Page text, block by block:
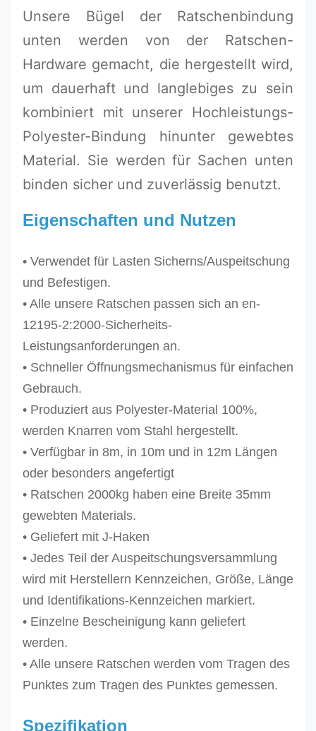
Unsere Bügel der Ratschenbindung
unten werden von der Ratschen-
Hardware gemacht, die hergestellt wird,
um dauerhaft und langlebiges zu sein
kombiniert mit unserer Hochleistungs-
Polyester-Bindung hinunter gewebtes
Material. Sie werden für Sachen unten
binden sicher und zuverlässig benutzt.
Eigenschaften und Nutzen
• Verwendet für Lasten Sicherns/Auspeitschung
und Befestigen.
• Alle unsere Ratschen passen sich an en-
12195-2:2000-Sicherheits-
Leistungsanforderungen an.
• Schneller Öffnungsmechanismus für einfachen
Gebrauch.
• Produziert aus Polyester-Material 100%,
werden Knarren vom Stahl hergestellt.
• Verfügbar in 8m, in 10m und in 12m Längen
oder besonders angefertigt
• Ratschen 2000kg haben eine Breite 35mm
gewebten Materials.
• Geliefert mit J-Haken
• Jedes Teil der Auspeitschungsversammlung
wird mit Herstellern Kennzeichen, Größe, Länge
und Identifikations-Kennzeichen markiert.
• Einzelne Bescheinigung kann geliefert
werden.
• Alle unsere Ratschen werden vom Tragen des
Punktes zum Tragen des Punktes gemessen.
Spezifikation